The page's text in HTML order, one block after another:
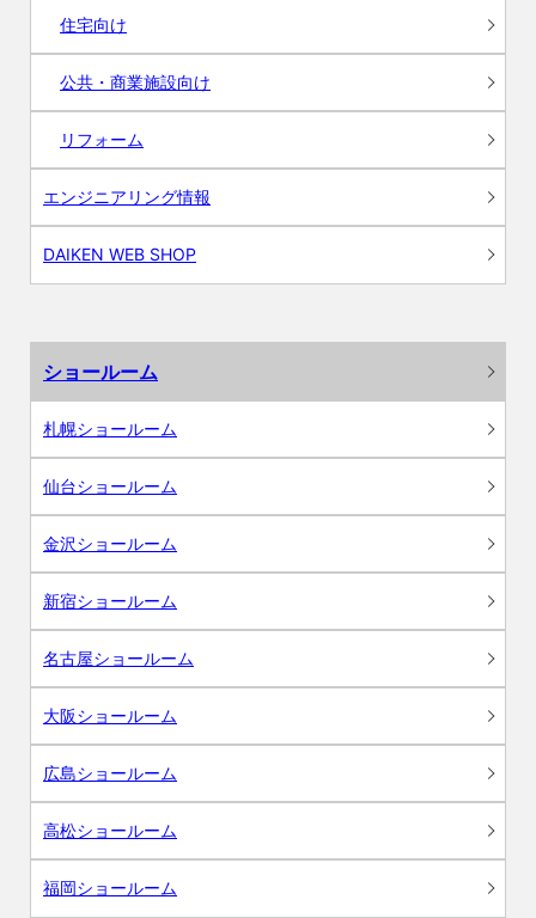
住宅向け
公共・商業施設向け
リフォーム
エンジニアリング情報
DAIKEN WEB SHOP
ショールーム
札幌ショールーム
仙台ショールーム
金沢ショールーム
新宿ショールーム
名古屋ショールーム
大阪ショールーム
広島ショールーム
高松ショールーム
福岡ショールーム